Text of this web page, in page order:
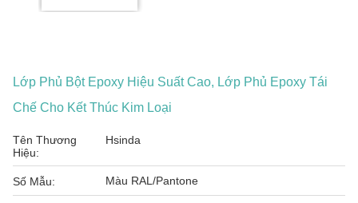
Lớp Phủ Bột Epoxy Hiệu Suất Cao, Lớp Phủ Epoxy Tái
Chế Cho Kết Thúc Kim Loại
Tên Thương
Hiệu:
Hsinda
Số Mẫu: Màu RAL/Pantone